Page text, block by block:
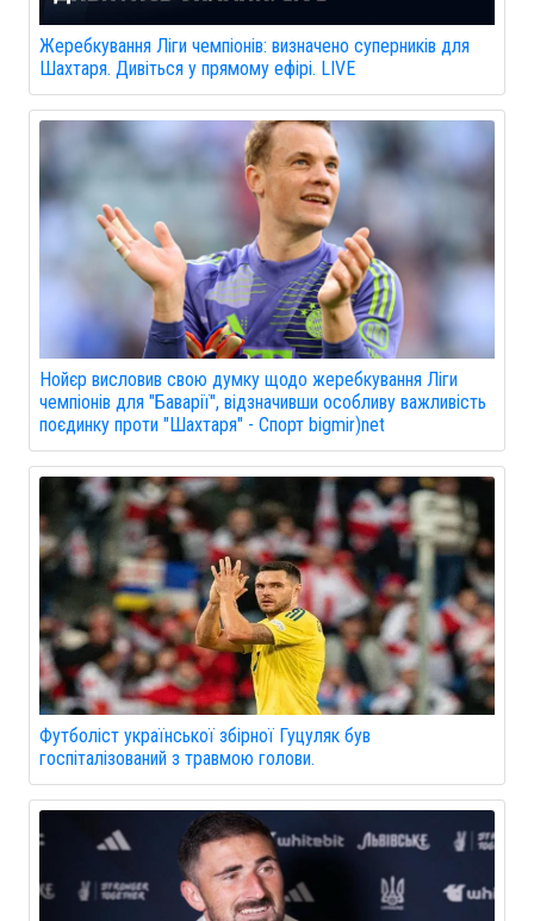
Жеребкування Ліги чемпіонів: визначено суперників для
Шахтаря. Дивіться у прямому ефірі. LIVE
Нойєр висловив свою думку щодо жеребкування Ліги
чемпіонів для "Баварії", відзначивши особливу важливість
поєдинку проти "Шахтаря" - Спорт bigmir)net
Футболіст української збірної Гуцуляк був
госпіталізований з травмою голови.